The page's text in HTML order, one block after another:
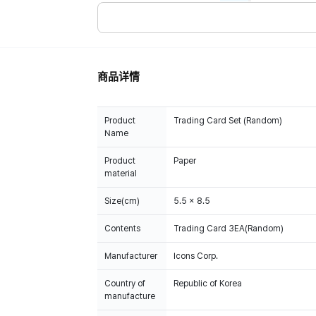
商品详情
Product
Name
Trading Card Set (Random)
Product
material
Paper
Size(cm) 5.5 x 8.5
Contents Trading Card 3EA(Random)
Manufacturer Icons Corp.
Country of
manufacture
Republic of Korea